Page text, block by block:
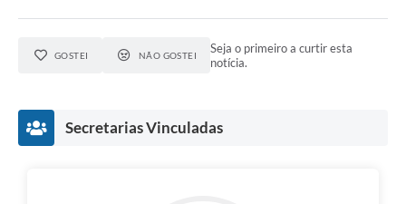
GOSTEI NÃO GOSTEI
Seja o primeiro a curtir esta
notícia.
Secretarias Vinculadas